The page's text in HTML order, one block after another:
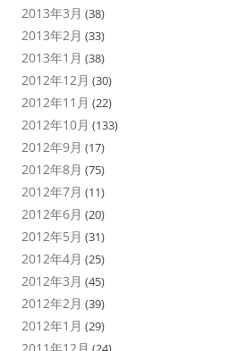
2013年3月 (38)
2013年2月 (33)
2013年1月 (38)
2012年12月 (30)
2012年11月 (22)
2012年10月 (133)
2012年9月 (17)
2012年8月 (75)
2012年7月 (11)
2012年6月 (20)
2012年5月 (31)
2012年4月 (25)
2012年3月 (45)
2012年2月 (39)
2012年1月 (29)